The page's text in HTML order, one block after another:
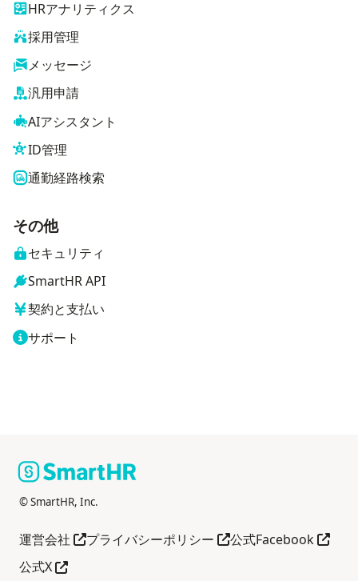
HRアナリティクス
採用管理
メッセージ
汎用申請
AIアシスタント
ID管理
通勤経路検索
その他
セキュリティ
SmartHR API
契約と支払い
サポート
© SmartHR, Inc.
運営会社 別タブで開く
プライバシーポリシー 別タブで開く
公式Facebook別タ
公式X別タブで開く